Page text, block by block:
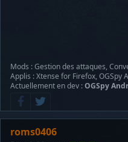
Mods : Gestion des attaques,
Applis : Xtense for Firefox, OGSpy
Actuellement en dev :OGSpy
roms0406